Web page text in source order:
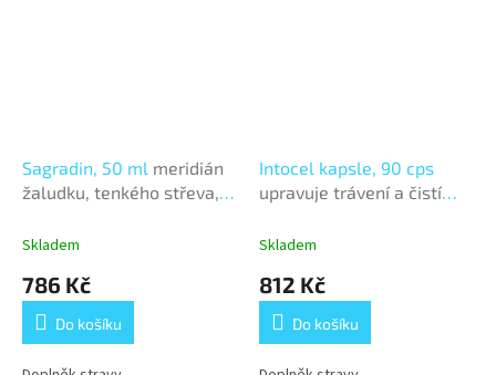
Sagradin, 50 ml meridián
žaludku, tenkého střeva,
Skladem
786 Kč
Do košíku
Intocel kapsle, 90 cps
upravuje trávení a čistí
Skladem
812 Kč
Do košíku